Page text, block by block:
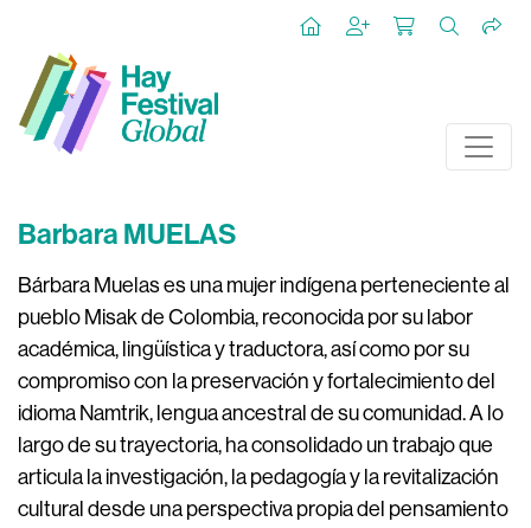
Barbara MUELAS
Bárbara Muelas es una mujer indígena perteneciente al
pueblo Misak de Colombia, reconocida por su labor
académica, lingüística y traductora, así como por su
compromiso con la preservación y fortalecimiento del
idioma Namtrik, lengua ancestral de su comunidad. A lo
largo de su trayectoria, ha consolidado un trabajo que
articula la investigación, la pedagogía y la revitalización
cultural desde una perspectiva propia del pensamiento